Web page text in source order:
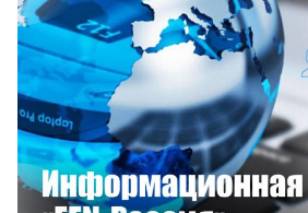
Смотреть проект